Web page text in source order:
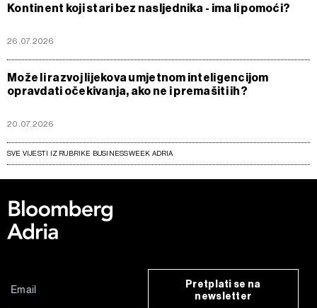
Kontinent koji stari bez nasljednika - ima li pomoći?
26.07.2026
Može li razvoj lijekova umjetnom inteligencijom
opravdati očekivanja, ako ne i premašiti ih?
20.07.2026
SVE VIJESTI IZ RUBRIKE BUSINESSWEEK ADRIA
Pretplati se na
newsletter